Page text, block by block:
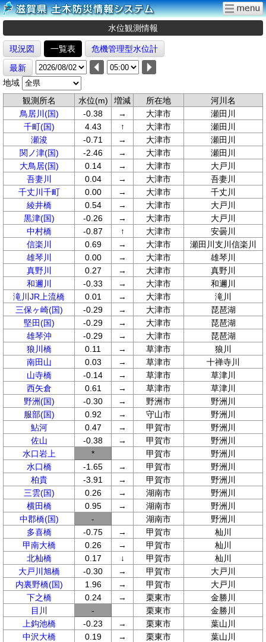
水位観測情報
現況図 一覧表
危機管理型水位計
最新
地域
観測所名
水位(m) 増減 所在地
河川名
鳥居川(国)
-0.38 → 大津市
瀬田川
千町(国)
4.43 ↑ 大津市
瀬田川
瀬浚
-0.71 → 大津市
瀬田川
関ノ津(国)
-2.46 → 大津市
瀬田川
大鳥居(国)
0.14 → 大津市
大戸川
吾妻川
0.04 → 大津市
吾妻川
千丈川千町
0.00 → 大津市
千丈川
綾井橋
0.54 → 大津市
大戸川
黒津(国)
-0.26 → 大津市
大戸川
中村橋
-0.87 ↑ 大津市
安曇川
信楽川
0.69 → 大津市
瀬田川支川信楽川
雄琴川
0.00 → 大津市
雄琴川
真野川
0.27 → 大津市
真野川
和邇川
-0.33 → 大津市
和邇川
滝川JR上流橋
0.01 → 大津市
滝川
三保ヶ崎(国)
-0.29 → 大津市
琵琶湖
堅田(国)
-0.29 → 大津市
琵琶湖
雄琴沖
-0.29 → 大津市
琵琶湖
狼川橋
0.11 → 草津市
狼川
南田山
0.03 → 草津市
十禅寺川
山寺橋
-0.14 → 草津市
草津川
西矢倉
0.61 → 草津市
草津川
野洲(国)
-0.30 → 野洲市
野洲川
服部(国)
0.92 → 守山市
野洲川
鮎河
0.47 → 甲賀市
野洲川
佐山
-0.38 → 甲賀市
野洲川
水口岩上
* 甲賀市
野洲川
水口橋
-1.65 → 甲賀市
野洲川
柏貴
-3.91 → 甲賀市
野洲川
三雲(国)
0.26 → 湖南市
野洲川
横田橋
0.95 → 湖南市
野洲川
中郡橋(国)
- 湖南市
野洲川
多喜橋
-0.75 → 甲賀市
杣川
甲南大橋
0.26 → 甲賀市
杣川
北杣橋
0.17 ↓ 甲賀市
杣川
大戸川旭橋
-0.30 → 甲賀市
大戸川
内裏野橋(国)
1.96 → 甲賀市
大戸川
下之橋
0.24 → 栗東市
金勝川
目川
- 栗東市
金勝川
上鈎池橋
-0.23 → 栗東市
葉山川
中沢大橋
0.19 → 栗東市
葉山川